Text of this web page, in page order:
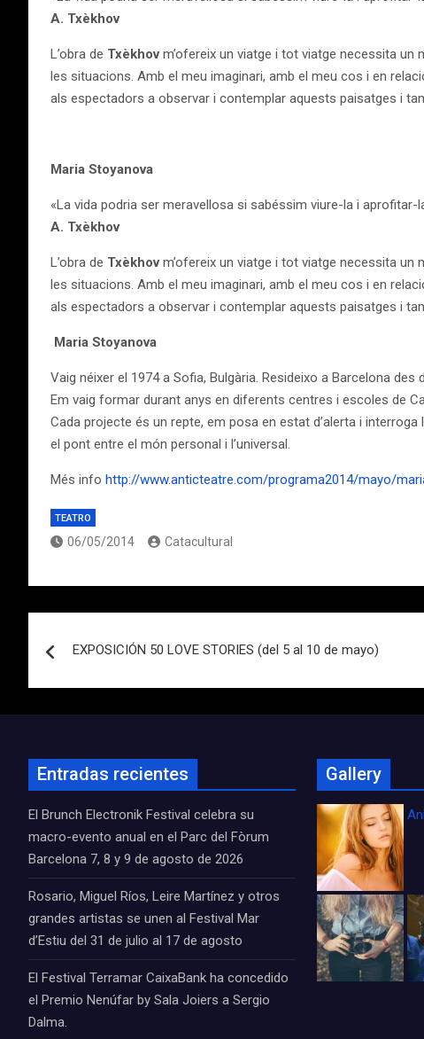
A. Txèkhov
L’obra de Txèkhovm’ofereix un viatge i tot viatge necessita un
les situacions. Amb el meu imaginari, amb el meu cos i en
als espectadors a observar i contemplar aquests paisatges i
Maria Stoyanova
«La vida podria ser meravellosa si sabéssim viure-la i aprofitar-
A. Txèkhov
L’obra de Txèkhovm’ofereix un viatge i tot viatge necessita un
les situacions. Amb el meu imaginari, amb el meu cos i en
als espectadors a observar i contemplar aquests paisatges i
Maria Stoyanova
Vaig néixer el 1974 a Sofia, Bulgària. Resideixo a Barcelona
Em vaig formar durant anys en diferents centres i escoles de
Cada projecte és un repte, em posa en estat d’alerta i
el pont entre el món personal i l’universal.
Més info http://www.anticteatre.com/programa2014/mayo/
TEATRO
06/05/2014 Catacultural
de
EXPOSICIÓN 50 LOVE STORIES (del 5 al 10 de mayo)
Entradas recientes
El Brunch Electronik Festival celebra su
macro-evento anual en el Parc del Fòrum
Barcelona 7, 8 y 9 de agosto de 2026
Rosario, Miguel Ríos, Leire Martínez y otros
grandes artistas se unen al Festival Mar
d’Estiu del 31 de julio al 17 de agosto
El Festival Terramar CaixaBank ha concedido
el Premio Nenúfar by Sala Joiers a Sergio
Dalma.
Gallery